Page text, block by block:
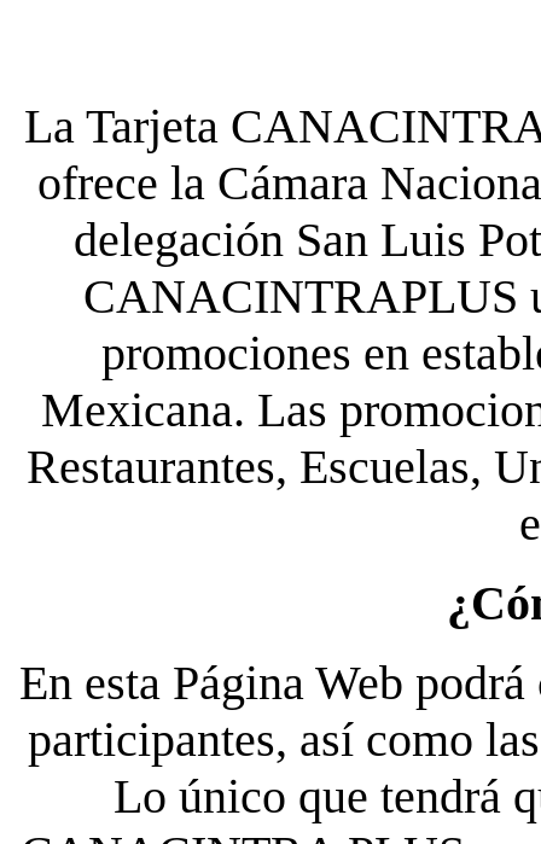
La Tarjeta
ofrece la Cámara
delegación San Luis
CANACINTRAPLUS
promociones en
Mexicana. Las
Restaurantes, Escuelas,
En esta Página Web
participantes, así como
Lo único que tendrá